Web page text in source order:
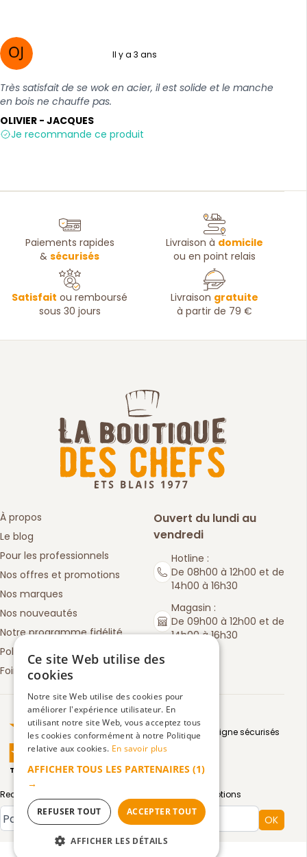
Il y a 3 ans
Très satisfait de se wok en acier, il est solide et le manche
en bois ne chauffe pas.
OLIVIER - JACQUES
Je recommande ce produit
Paiements rapides
&sécurisés
Livraison à domicile
ou en point relais
Satisfait ou remboursé
sous 30 jours
Livraison gratuite
à partir de 79 €
À propos
Le blog
Pour les professionnels
Nos offres et promotions
Nos marques
Nos nouveautés
Notre programme fidélité
Politique de retours
Foire aux questions
Ouvert du lundi au
vendredi
Hotline :
De 08h00 à 12h00 et de
14h00 à 16h30
Magasin :
De 09h00 à 12h00 et de
14h00 à 16h30
Truspilot : La Boutique des chefs
TrustScore4.5 | 3083avis
Moyens de paiement en ligne sécurisés
Recevez par email toute notre actualité et nos promotions
Type de compte OK
Ce site Web utilise des
cookies
Notre site Web utilise des cookies pour
améliorer l'expérience utilisateur. En
utilisant notre site Web, vous acceptez tous
les cookies conformément à notre Politique
relative aux cookies. En savoir plus
AFFICHER TOUS LES PARTENAIRES (1)
→
ACCEPTER TOUT
REFUSER TOUT
AFFICHER LES DÉTAILS